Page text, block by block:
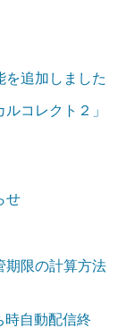
を追加しました
コレクト２」
せ
期限の計算方法
時自動配信終